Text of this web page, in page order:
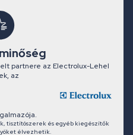
partnere az Electrolux-Lehel
az
tisztítószerek és egyéb kiegészítők
élvezhetik.